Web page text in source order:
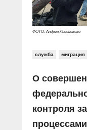
ФОТО: Андрея Лисовского
служба миграция
О
контроля